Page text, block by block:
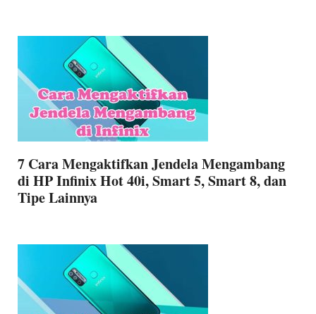
7 Cara Mengaktifkan Jendela Mengambang
di HP Infinix Hot 40i, Smart 5, Smart 8, dan
Tipe Lainnya